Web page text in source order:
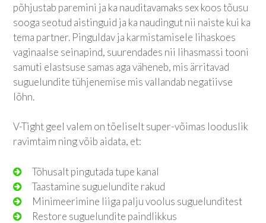
põhjustab paremini ja ka nauditavamaks sex koos tõusu
sooga seotud aistinguid ja ka naudingut nii naiste kui ka
tema partner. Pinguldav ja karmistamisele lihaskoes
vaginaalse seinapind, suurendades nii lihasmassi tooni
samuti elastsuse samas aga väheneb, mis ärritavad
suguelundite tühjenemise mis vallandab negatiivse
lõhn.
V-Tight geel valem on tõeliselt super-võimas looduslik
ravimtaim ning võib aidata, et:
Tõhusalt pingutada tupe kanal
Taastamine suguelundite rakud
Minimeerimine liiga palju voolus suguelunditest
Restore suguelundite paindlikkus